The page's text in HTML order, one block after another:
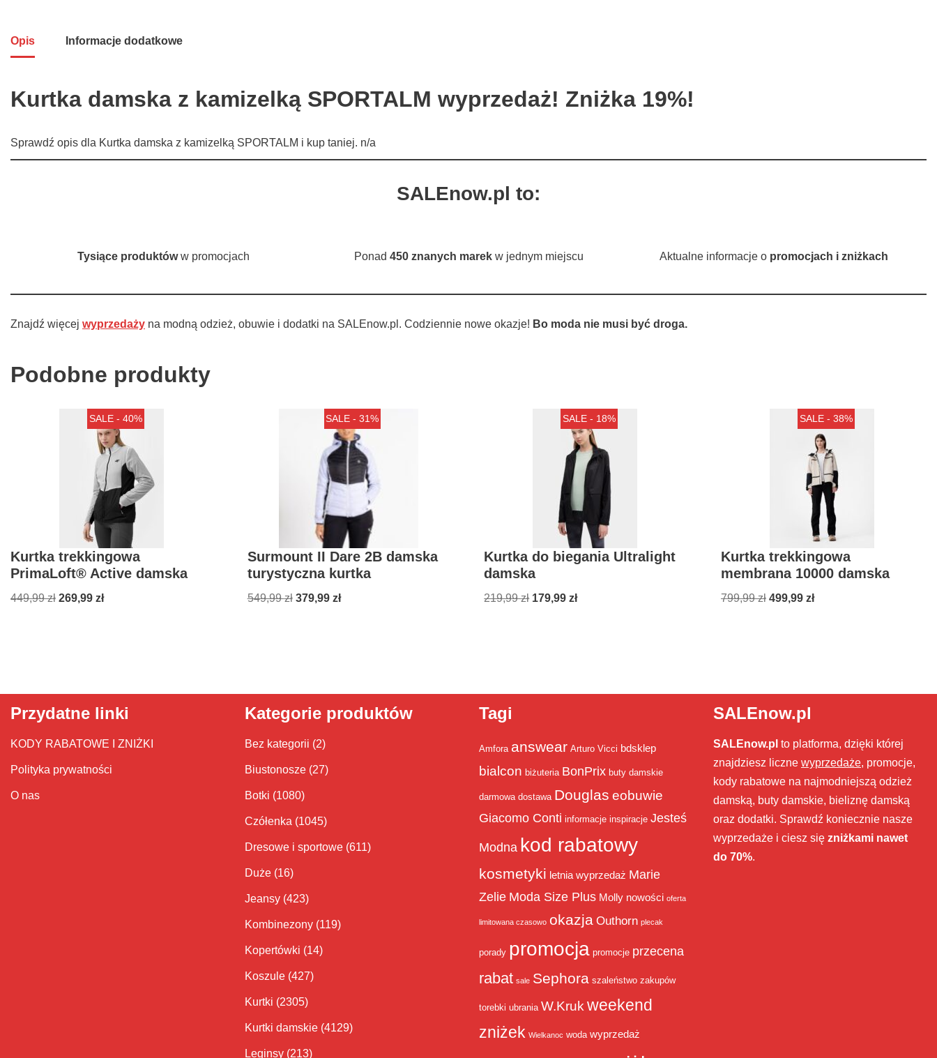
Opis Informacje dodatkowe
Kurtka damska z kamizelką SPORTALM wyprzedaż! Zniżka 19%!
Sprawdź opis dla Kurtka damska z kamizelką SPORTALM i kup taniej. n/a
SALEnow.pl to:
Tysiące produktóww promocjach Ponad 450 znanych marekw jednym miejscu Aktualne informacje o promocjach i zniżkach
Znajdź więcej wyprzedaży na modną odzież, obuwie i dodatki na SALEnow.pl. Codziennie nowe okazje! Bo moda nie musi być droga.
Podobne produkty
SALE - 40%
Kurtka trekkingowa
PrimaLoft® Active damska
449,99zł 269,99 zł
SALE - 31%
Surmount II Dare 2B damska
turystyczna kurtka
549,99zł 379,99 zł
SALE - 18%
Kurtka do biegania Ultralight
damska
219,99zł 179,99zł
SALE - 38%
Kurtka trekkingowa
membrana 10000 damska
799,99zł 499,99 zł
Przydatne linki
KODY RABATOWE I ZNIŻKI
Polityka prywatności
O nas
Kategorie produktów
Bez kategorii (2)
Biustonosze (27)
Botki (1080)
Czółenka (1045)
Dresowe i sportowe (611)
Duże (16)
Jeansy (423)
Kombinezony (119)
Kopertówki (14)
Koszule (427)
Kurtki (2305)
Kurtki damskie (4129)
Leginsy (213)
Tagi
Amfora answear Arturo Vicci bdsklep
bialcon biżuteria BonPrix buty damskie
darmowa dostawa Douglas eobuwie
Giacomo Conti informacje inspiracje Jesteś
Modna kod rabatowy
kosmetyki letnia wyprzedaż Marie
Zelie Moda Size Plus Molly nowości oferta
limitowana czasowo okazja Outhorn plecak
porady promocja promocje przecena
rabat sale Sephora szaleństwo zakupów
torebki ubrania W.Kruk weekend
zniżek Wielkanoc woda wyprzedaż
SALEnow.pl
SALEnow.pl to platforma, dzięki której
znajdziesz liczne wyprzedaże, promocje,
kody rabatowe na najmodniejszą odzież
damską, buty damskie, bieliznę damską
oraz dodatki. Sprawdź koniecznie nasze
wyprzedaże i ciesz się zniżkami nawet
do 70%.